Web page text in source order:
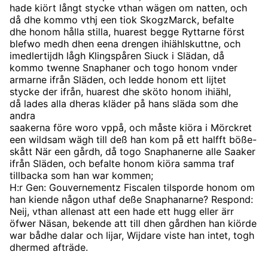
hade kiört långt stycke vthan wägen om natten, och
då dhe kommo vthj een tiok SkogzMarck, befalte
dhe honom hålla stilla, huarest begge Ryttarne först
blefwo medh dhen eena drengen ihiählskuttne, och
imedlertijdh lågh Klingspåren Siuck i Slädan, då
kommo twenne Snaphaner och togo honom vnder
armarne ifrån Släden, och ledde honom ett lijtet
stycke der ifrån, huarest dhe sköto honom ihiähl,
då lades alla dheras kläder på hans släda som dhe
andra
saakerna före woro vppå, och måste kiöra i Mörckret
een wildsam wägh till deß han kom på ett halfft böße-
skått När een gårdh, då togo Snaphanerne alle Saaker
ifrån Släden, och befalte honom kiöra samma traf
tillbacka som han war kommen;
H:r Gen: Gouvernementz Fiscalen tilsporde honom om
han kiende någon uthaf deße Snaphanarne? Respond:
Neij, vthan allenast att een hade ett hugg eller ärr
öfwer Näsan, bekende att till dhen gårdhen han kiörde
war bådhe dalar och lijar, Wijdare viste han intet, togh
dhermed afträde.